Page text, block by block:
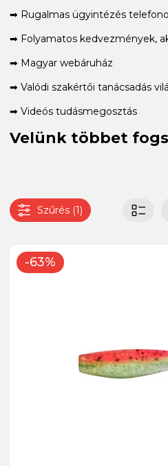
➡ Rugalmas ügyintézés
➡ Folyamatos kedvezmények,
➡ Magyar webáruház
➡ Valódi szakértői tanácsadás
➡ Videós tudásmegosztás
Velünk többet
Szűrés (1)
-63%